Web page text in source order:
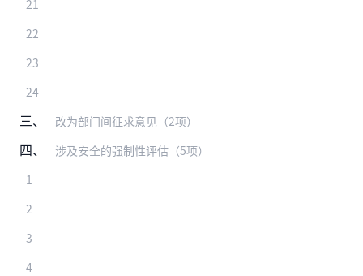
21
22
23
24
三、 改为部门间征求意见（2项）
四、
涉及安全的强制性评估（5项）
1
2
3
4